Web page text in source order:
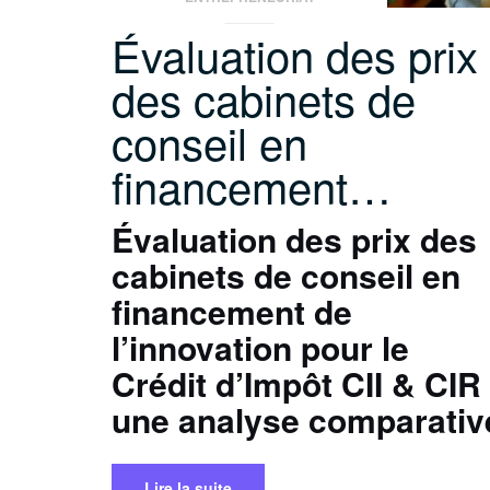
Évaluation des prix
des cabinets de
conseil en
financement…
Évaluation des prix des
cabinets de conseil en
financement de
l’innovation pour le
Crédit d’Impôt CII &
une analyse